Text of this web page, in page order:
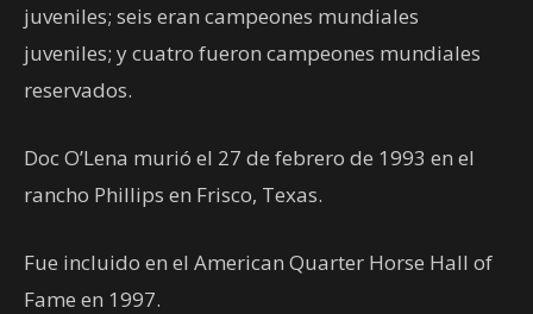
juveniles; seis eran campeones mundiales
juveniles; y cuatro fueron campeones mundiales
reservados.
Doc O’Lena murió el 27 de febrero de 1993 en el
rancho Phillips en Frisco, Texas.
Fue incluido en el American Quarter Horse Hall of
Fame en 1997.